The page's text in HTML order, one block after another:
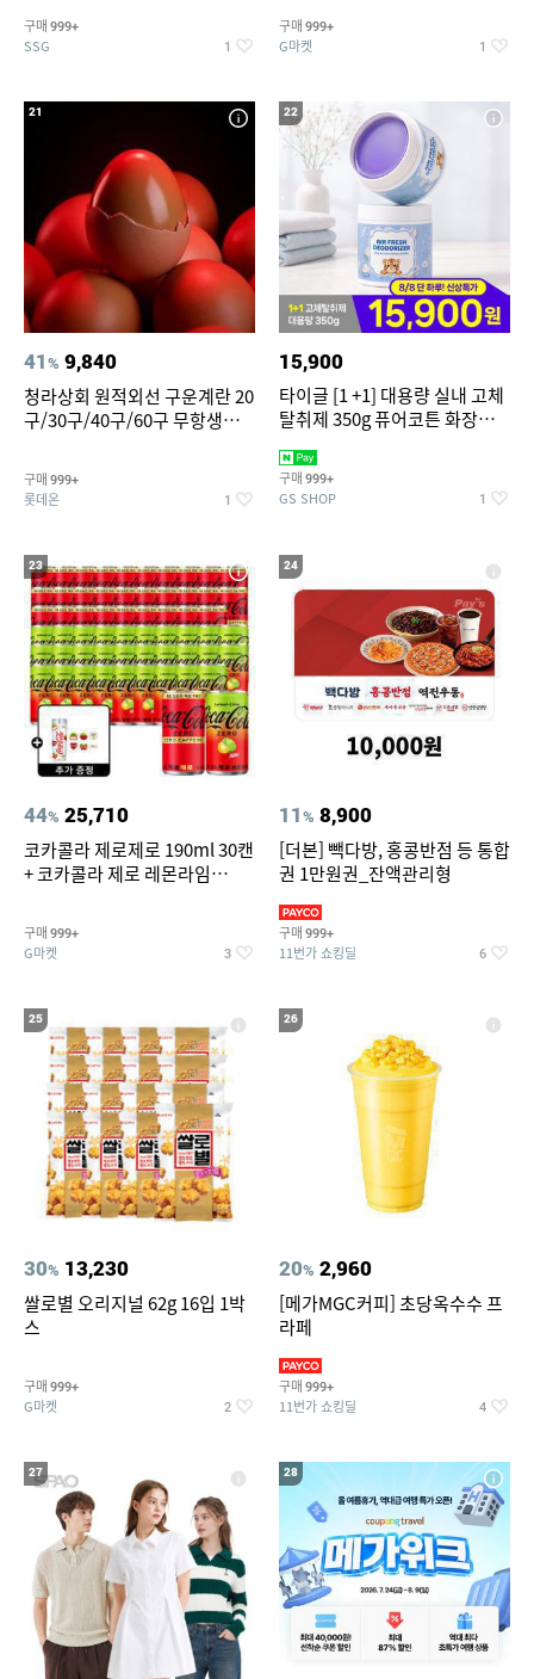
구매 999+
SSG 1
구매 999+
G마켓 1
21
41% 9,840
청라상회 원적외선 구운계란 20
구/30구/40구/60구 무항생제
구매 999+
롯데온 1
22
15,900
타이글 [1 +1] 대용량 실내 고체
탈취제 350g 퓨어코튼 화장실
구매 999+
GS SHOP 1
23
44% 25,710
코카콜라 제로제로 190ml 30캔
+ 코카콜라 제로 레몬라임
티커 세트
구매 999+
G마켓 3
24
11% 8,900
[더본] 빽다방, 홍콩반점 등 통합
권 1만원권_잔액관리형
구매 999+
11번가 쇼킹딜 6
25
30% 13,230
쌀로별 오리지널 62g 16입 1박
스
구매 999+
G마켓 2
26
20% 2,960
[메가MGC커피] 초당옥수수 프
라페
구매 999+
11번가 쇼킹딜 4
27 28